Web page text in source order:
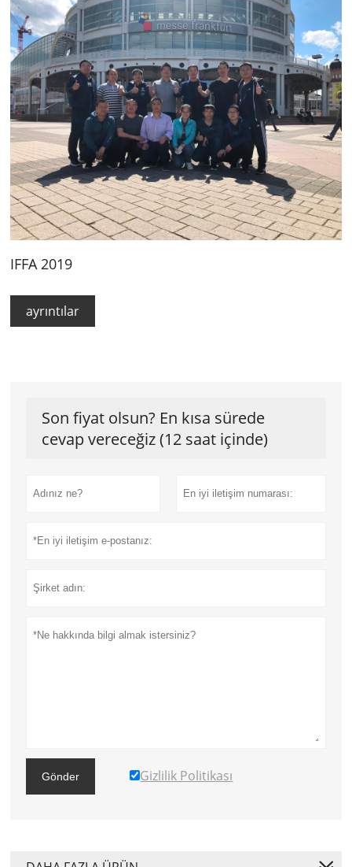
IFFA 2019
ayrıntılar
Son fiyat olsun? En kısa sürede
cevap vereceğiz (12 saat içinde)
Gönder Gizlilik Politikası